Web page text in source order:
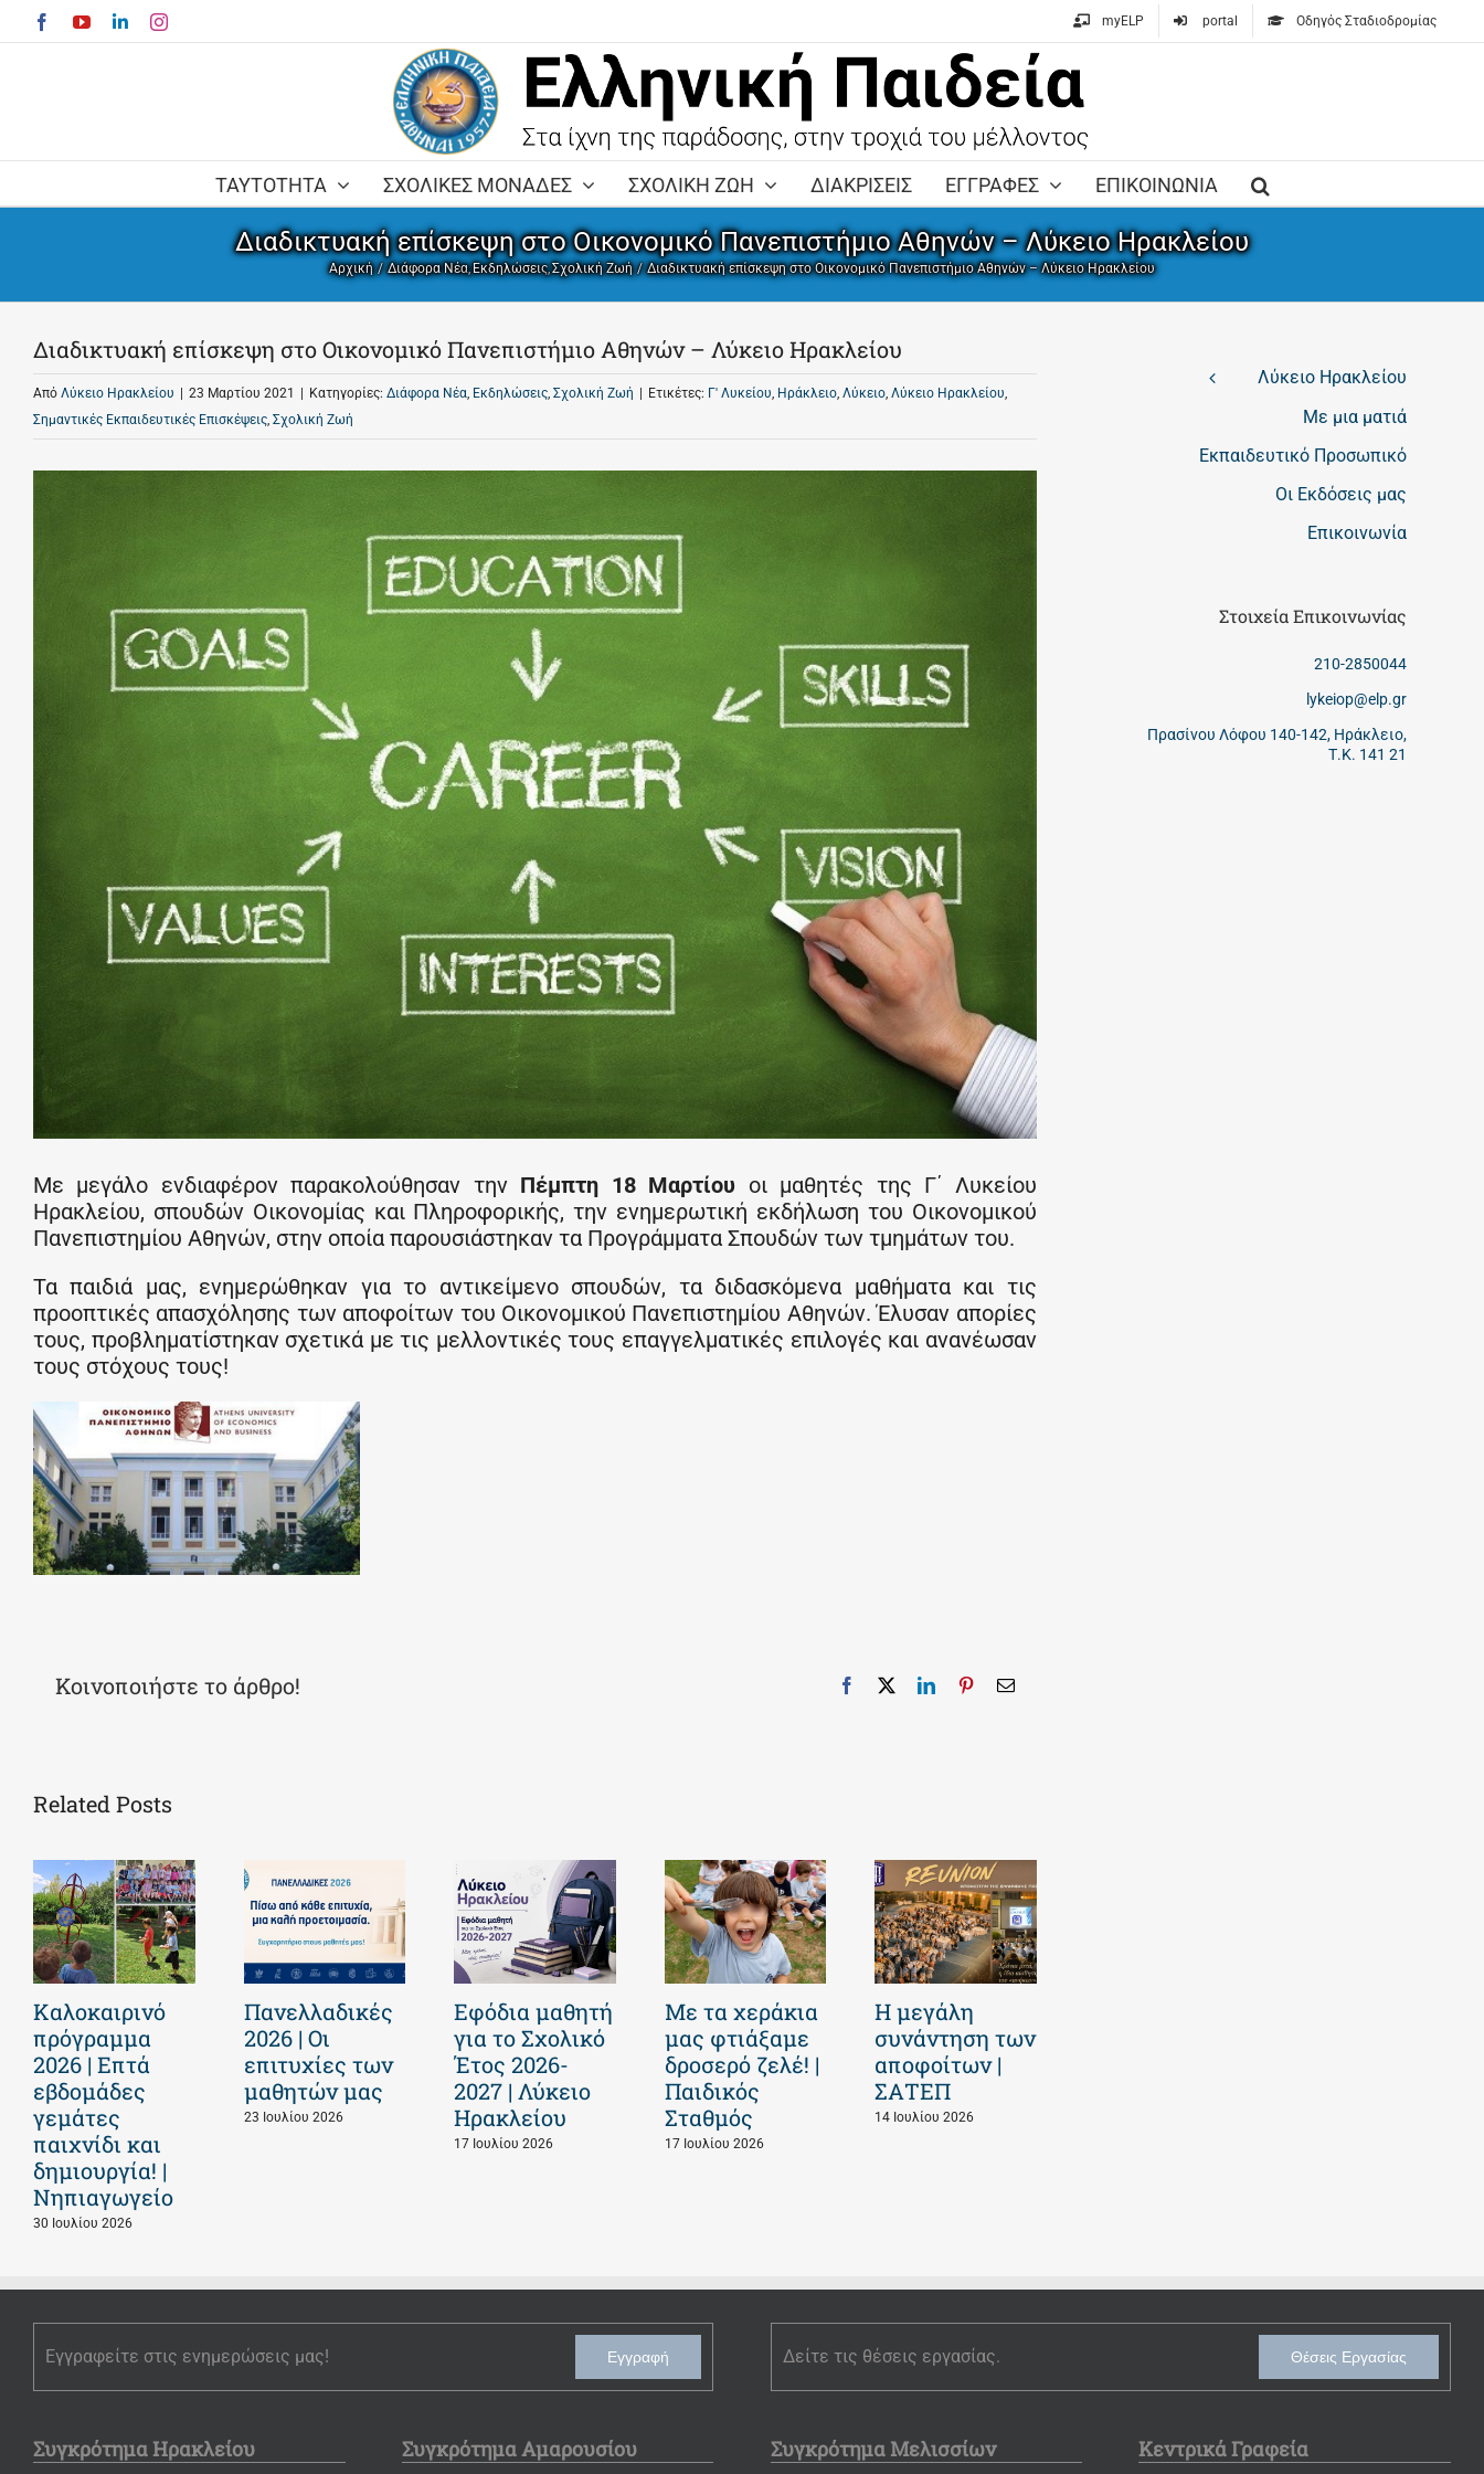
Skip
to
FacebookYouTubeLinkedInInstagram myELP portal Οδηγός Σταδιοδρομίας
ΤΑΥΤΟΤΗΤΑ ΣΧΟΛΙΚΕΣ ΜΟΝΑΔΕΣ ΣΧΟΛΙΚΗ ΖΩΗ ΔΙΑΚΡΙΣΕΙΣ ΕΓΓΡΑΦΕΣ ΕΠΙΚΟΙΝΩΝΙΑ
Διαδικτυακή επίσκεψη στο Οικονομικό Πανεπιστήμιο Αθηνών – Λύκειο Ηρακλείου
Αρχική Διάφορα Νέα Εκδηλώσεις Σχολική Ζωή Διαδικτυακή επίσκεψη στο Οικονομικό Πανεπιστήμιο Αθηνών – Λύκειο Ηρακλείου
Διαδικτυακή επίσκεψη στο Οικονομικό Πανεπιστήμιο Αθηνών – Λύκειο Ηρακλείου
Από Λύκειο Ηρακλείου 23 Μαρτίου 2021 Κατηγορίες: Διάφορα Νέα, Εκδηλώσεις, Σχολική Ζωή Ετικέτες: Γ' Λυκείου, Ηράκλειο, Λύκειο, Λύκειο Ηρακλείου,
Σημαντικές Εκπαιδευτικές Επισκέψεις, Σχολική Ζωή
Με μεγάλο ενδιαφέρον παρακολούθησαν την Πέμπτη 18 Μαρτίου οι μαθητές της Γ΄ Λυκείου
Ηρακλείου, σπουδών Οικονομίας και Πληροφορικής, την ενημερωτική εκδήλωση του Οικονομικού
Πανεπιστημίου Αθηνών, στην οποία παρουσιάστηκαν τα Προγράμματα Σπουδών των τμημάτων του.
Τα παιδιά μας, ενημερώθηκαν για το αντικείμενο σπουδών, τα διδασκόμενα μαθήματα και τις
προοπτικές απασχόλησης των αποφοίτων του Οικονομικού Πανεπιστημίου Αθηνών. Έλυσαν απορίες
τους, προβληματίστηκαν σχετικά με τις μελλοντικές τους επαγγελματικές επιλογές και ανανέωσαν
τους στόχους τους!
Κοινοποιήστε το άρθρο! Facebook
X LinkedInPinterestEmail
Related Posts
Καλοκαιρινό
πρόγραμμα
2026 | Επτά
εβδομάδες
γεμάτες
παιχνίδι και
δημιουργία! |
Νηπιαγωγείο
30 Ιουλίου 2026
Πανελλαδικές
2026 | Οι
επιτυχίες των
μαθητών μας
23 Ιουλίου 2026
Εφόδια μαθητή
για το Σχολικό
Έτος 2026-
2027 | Λύκειο
Ηρακλείου
17 Ιουλίου 2026
Με τα χεράκια
μας φτιάξαμε
δροσερό ζελέ! |
Παιδικός
Σταθμός
17 Ιουλίου 2026
Η μεγάλη
συνάντηση των
αποφοίτων |
ΣΑΤΕΠ
14 Ιουλίου 2026
Λύκειο Ηρακλείου
Με μια ματιά
Εκπαιδευτικό Προσωπικό
Οι Εκδόσεις μας
Επικοινωνία
Στοιχεία Επικοινωνίας
210-2850044
lykeiop@elp.gr
Πρασίνου Λόφου 140-142, Ηράκλειο,
Τ.Κ. 141 21
Εγγραφείτε στις ενημερώσεις μας! Εγγραφή Δείτε τις θέσεις εργασίας. Θέσεις Εργασίας
Συγκρότημα Ηρακλείου Συγκρότημα Αμαρουσίου Συγκρότημα Μελισσίων Κεντρικά Γραφεία